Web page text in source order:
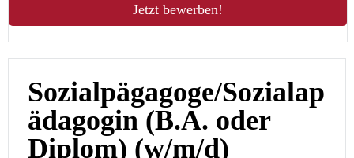
Jetzt bewerben!
Sozialpägagoge/Sozialap
ädagogin (B.A. oder
Diplom) (w/m/d)